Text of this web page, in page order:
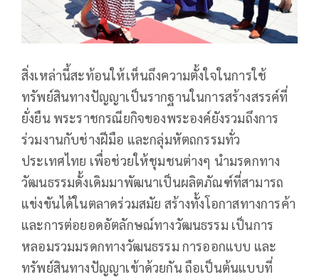
สิ่งเหล่านี้สะท้อนให้เห็นถึงความตั้งใจในการใช้
ทรัพย์สินทางปัญญาเป็นรากฐานในการสร้างสรรค์ที่
ยั่งยืน พระราชกรณียกิจของพระองค์ยังรวมถึงการ
ร่วมงานกับช่างฝีมือ และกลุ่มหัตถกรรมทั่ว
ประเทศไทย เพื่อช่วยให้ชุมชนต่างๆ นำมรดกทาง
วัฒนธรรมดั้งเดิมมาพัฒนาเป็นผลิตภัณฑ์ที่สามารถ
แข่งขันได้ในตลาดร่วมสมัย สร้างทั้งโอกาสทางการค้า
และการต่อยอดอัตลักษณ์ทางวัฒนธรรม เป็นการ
หลอมรวมมรดกทางวัฒนธรรม การออกแบบ และ
ทรัพย์สินทางปัญญาเข้าด้วยกัน ถือเป็นต้นแบบที่